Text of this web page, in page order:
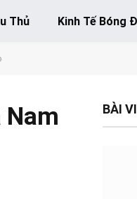
Thủ Kinh Tế Bóng
Nam
BÀI